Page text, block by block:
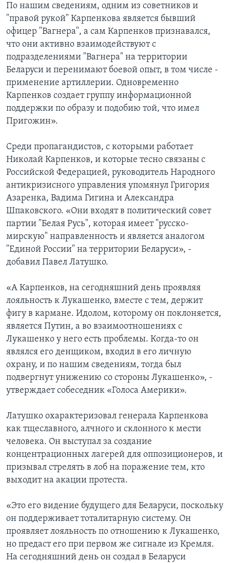
По нашим сведениям, одним из советников и
"правой рукой" Карпенкова является бывший
офицер "Вагнера", а сам Карпенков признавался,
что они активно взаимодействуют с
подразделениями "Вагнера" на территории
Беларуси и перенимают боевой опыт, в том числе -
применение артиллерии. Одновременно
Карпенков создает группу информационной
поддержки по образу и подобию той, что имел
Пригожин».
Среди пропагандистов, с которыми работает
Николай Карпенков, и которые тесно связаны с
Российской Федерацией, руководитель Народного
антикризисного управления упомянул Григория
Азаренка, Вадима Гигина и Александра
Шпаковского. «Они входят в политический совет
партии "Белая Русь", которая имеет "русско-
мирскую" направленность и является аналогом
"Единой России" на территории Беларуси», -
добавил Павел Латушко.
«А Карпенков, на сегодняшний день проявляя
лояльность к Лукашенко, вместе с тем, держит
фигу в кармане. Идолом, которому он поклоняется,
является Путин, а во взаимоотношениях с
Лукашенко у него есть проблемы. Когда-то он
являлся его денщиком, входил в его личную
охрану, и по нашим сведениям, тогда был
подвергнут унижению со стороны Лукашенко», -
утверждает собеседник «Голоса Америки».
Латушко охарактеризовал генерала Карпенкова
как тщеславного, алчного и склонного к мести
человека. Он выступал за создание
концентрационных лагерей для оппозиционеров, и
призывал стрелять в лоб на поражение тем, кто
выходит на акации протеста.
«Это его видение будущего для Беларуси, поскольку
он поддерживает тоталитарную систему. Он
проявляет лояльность по отношению к Лукашенко,
но предаст его при первом же сигнале из Кремля.
На сегодняшний день он создал в Беларуси